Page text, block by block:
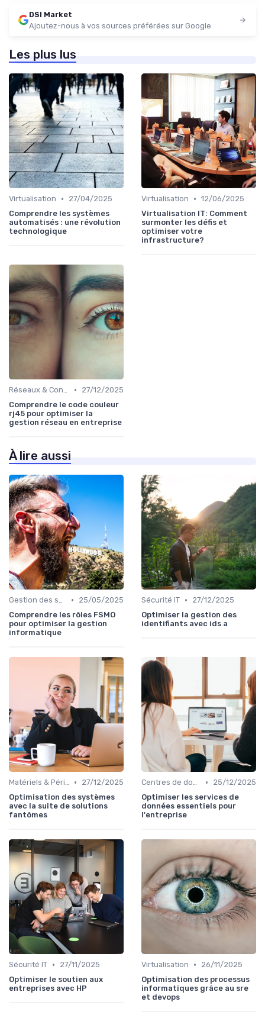
DSI Market
Ajoutez-nous à vos sources préférées sur Google
Les plus lus
Virtualisation •
27/04/2025
Comprendre les systèmes
automatisés : une révolution
technologique
Virtualisation • 12/06/2025
Virtualisation IT: Comment
surmonter les défis et
optimiser votre
infrastructure?
Réseaux & Connectivité •
27/12/2025
Comprendre le code couleur
rj45 pour optimiser la
gestion réseau en entreprise
À lire aussi
Gestion des serveurs •
25/05/2025
Comprendre les rôles FSMO
pour optimiser la gestion
informatique
Sécurité IT •
27/12/2025
Optimiser la gestion des
identifiants avec ids a
Matériels & Périphériques •
27/12/2025
Optimisation des systèmes
avec la suite de solutions
fantômes
Centres de données •
25/12/2025
Optimiser les services de
données essentiels pour
l'entreprise
Sécurité IT •
27/11/2025
Optimiser le soutien aux
entreprises avec HP
Virtualisation •
26/11/2025
Optimisation des processus
informatiques grâce au sre
et devops